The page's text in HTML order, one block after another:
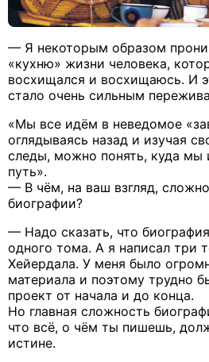
— Я некоторым образом
«кухню» жизни человека,
восхищался и восхищаюсь. И
стало очень сильным
«Мы все идём в неведомое
оглядываясь назад и изучая
следы, можно понять, куда
путь».
— В чём, на ваш взгляд,
биографии?
— Надо сказать, что
одного тома. А я написал три
Хейердала. У меня было
материала и поэтому трудно
проект от начала и до конца.
Но главная сложность
что всё, о чём ты пишешь,
истине.